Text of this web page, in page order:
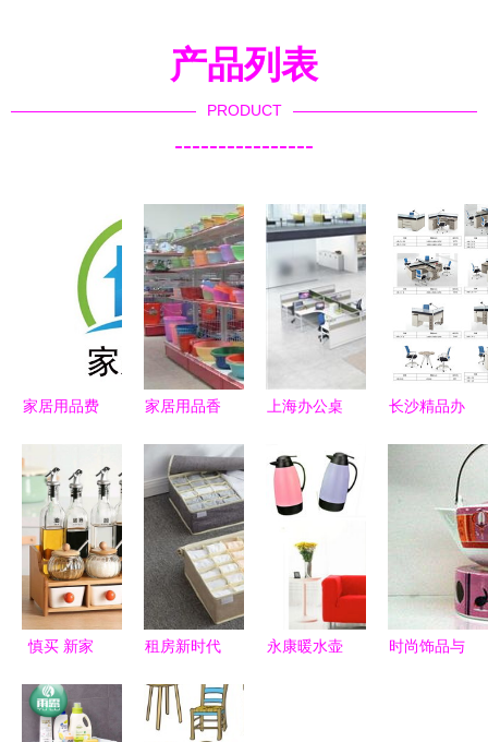
产品列表
PRODUCT
----------------
家居用品费
如何合理规
划开支
家居用品香
全流程指南
｜专业清关
服务赋能跨
境贸易
上海办公桌
碧江家具为
您推荐专业
长沙精品办
工厂 打造
高效办公空
间的理想之
慎买 新家
半,跟风的
租房新时代
居好物，把
永康暖水壶
时尚饰品与